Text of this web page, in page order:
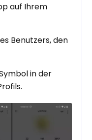
auf Ihrem
Benutzers, den
in der